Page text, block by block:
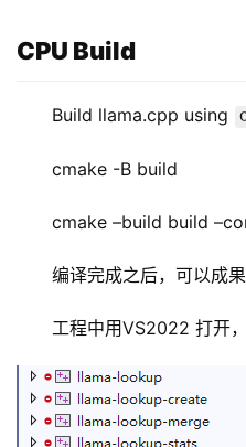
CPU Build
Build llama.cpp using
cmake -B build
cmake –build build
编译完成之后，可以成
工程中用VS2022 打开